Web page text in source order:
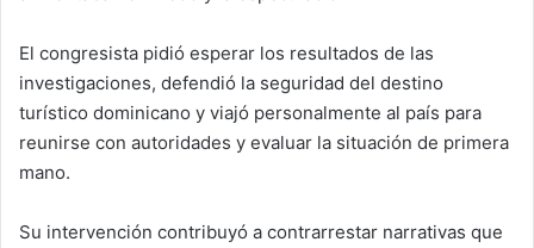
El congresista pidió esperar los resultados de las
investigaciones, defendió la seguridad del destino
turístico dominicano y viajó personalmente al país para
reunirse con autoridades y evaluar la situación de primera
mano.
Su intervención contribuyó a contrarrestar narrativas que